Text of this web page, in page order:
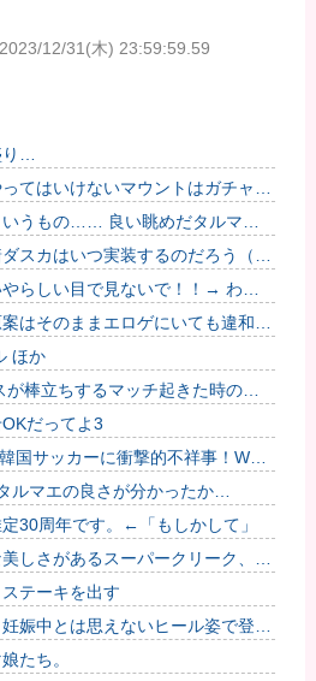
2023/12/31(木) 23:59:59.59
…
てはいけないマウントはガチャで
これ。
いうもの…… 良い眺めだタルマ
スカはいつ実装するのだろう（ﾃﾞ
らしい目で見ないで！！→ わか
はそのままエロゲにいても違和感
ほか
が棒立ちするマッチ起きた時の対
だってよ3
国サッカーに衝撃的不祥事！W杯
発覚！海外騒然！【海外の反応】
ルマエの良さが分かったか…
30周年です。←「もしかして」
しさがあるスーパークリーク、い
テーキを出す
娠中とは思えないヒール姿で登場
たち。